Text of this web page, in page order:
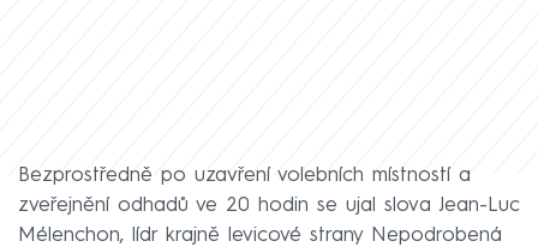
Bezprostředně po uzavření volebních místností a
zveřejnění odhadů ve 20 hodin se ujal slova Jean-Luc
Mélenchon, lídr krajně levicové strany Nepodrobená